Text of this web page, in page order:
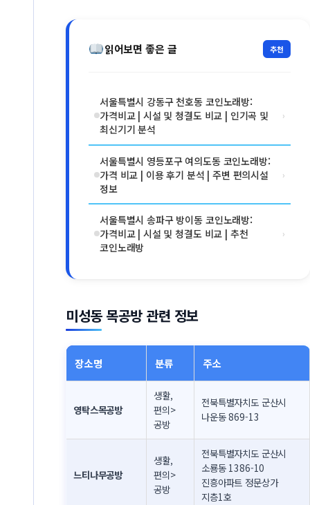
읽어보면 좋은 글 추천
서울특별시 강동구 천호동 코인노래방:
가격비교 | 시설 및 청결도 비교 | 인기곡 및
최신기기 분석
›
서울특별시 영등포구 여의도동 코인노래방:
가격 비교 | 이용 후기 분석 | 주변 편의시설
정보
›
서울특별시 송파구 방이동 코인노래방:
가격비교 | 시설 및 청결도 비교 | 추천
코인노래방
›
미성동 목공방 관련 정보
장소명 분류 주소
영탁스목공방
생활,
편의>
공방
전북특별자치도 군산시
나운동 869-13
느티나무공방
생활,
편의>
공방
전북특별자치도 군산시
소룡동 1386-10
진흥아파트 정문상가
지층1호